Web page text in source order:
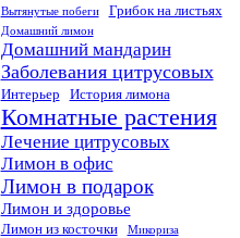
Вытянутые побеги
Грибок на листьях
Домашний лимон
Домашний мандарин
Заболевания цитрусовых
Интерьер История лимона
Комнатные растения
Лечение цитрусовых
Лимон в офис
Лимон в подарок
Лимон и здоровье
Лимон из косточки
Микориза